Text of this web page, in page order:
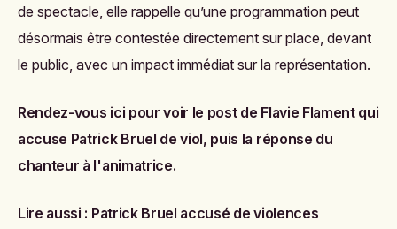
de spectacle, elle rappelle qu’une programmation peut
désormais être contestée directement sur place, devant
le public, avec un impact immédiat sur la représentation.
Rendez-vous ici pour voir le post de Flavie Flament qui
accuse Patrick Bruel de viol, puis la réponse du
chanteur à l'animatrice.
Lire aussi : Patrick Bruel accusé de violences